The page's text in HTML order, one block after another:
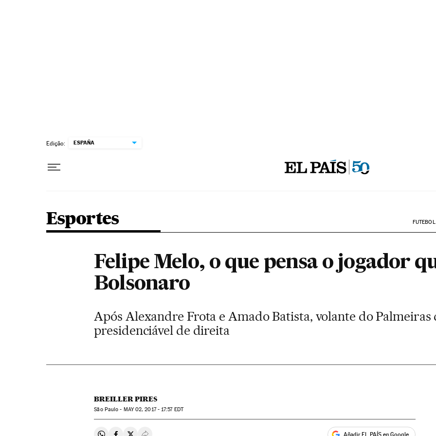
Edição: ESPAÑA
Esportes FUTEBOL
Felipe Melo, o que pensa o jogador
Bolsonaro
Após Alexandre Frota e Amado Batista, volante do Palmeiras
presidenciável de direita
BREILLER PIRES
São Paulo - MAY02, 2017 - 17:57EDT
Añadir EL PAÍS en Google